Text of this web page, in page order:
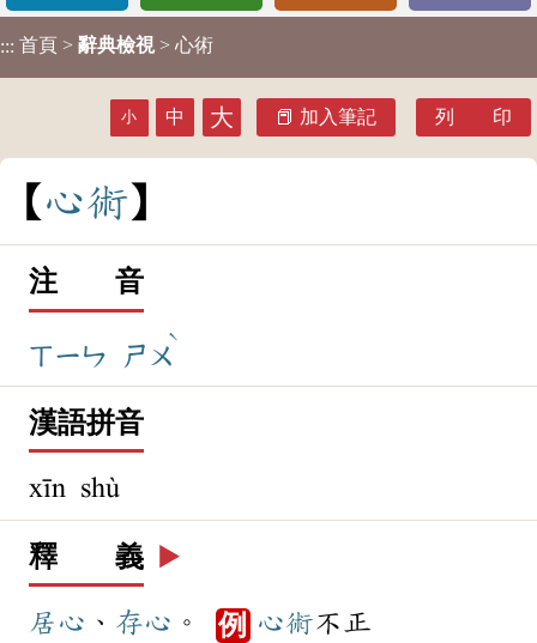
::: 首頁 > 辭典檢視 > 心術
小 中 大 加入筆記 列 印
心術
注 音
ㄒㄧㄣ ㄕㄨ
ˋ
漢語拼音
xīn shù
釋 義 ▶️
居心 、 存心 。 例 心術不正